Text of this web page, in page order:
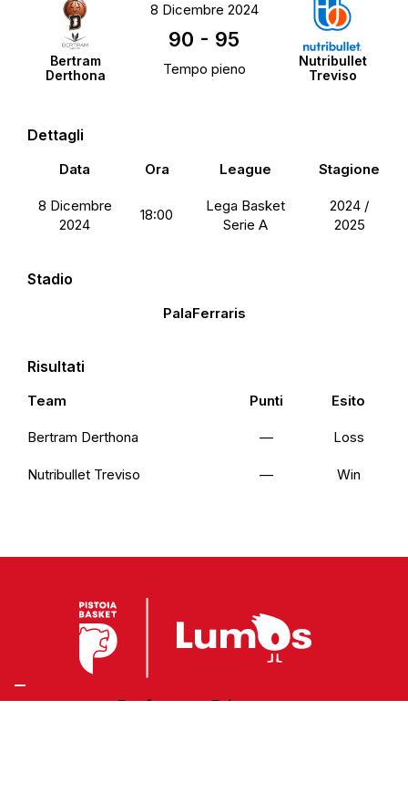
Bertram
Derthona
Nutribullet
Treviso
8 Dicembre 2024
90 - 95
Tempo pieno
Dettagli
Data Ora League Stagione
8 Dicembre
2024
18:00
Lega Basket
Serie A
2024 /
2025
Stadio
PalaFerraris
Risultati
Team Punti Esito
Bertram Derthona — Loss
Nutribullet Treviso — Win
Preferenze Privacy